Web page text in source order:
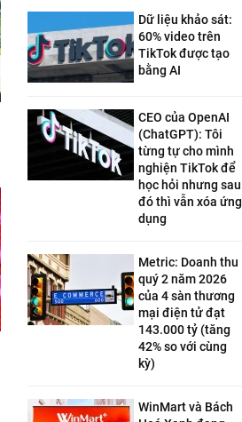
Dữ liệu khảo sát:
60% video trên
TikTok được tạo
bằng AI
CEO của OpenAI
(ChatGPT): Tôi
từng tự cho mình
nghiện TikTok để
học hỏi nhưng sau
đó thì vẫn xóa ứng
dụng
Metric: Doanh thu
quý 2 năm 2026
của 4 sàn thương
mại điện tử đạt
143.000 tỷ (tăng
42% so với cùng
kỳ)
WinMart và Bách